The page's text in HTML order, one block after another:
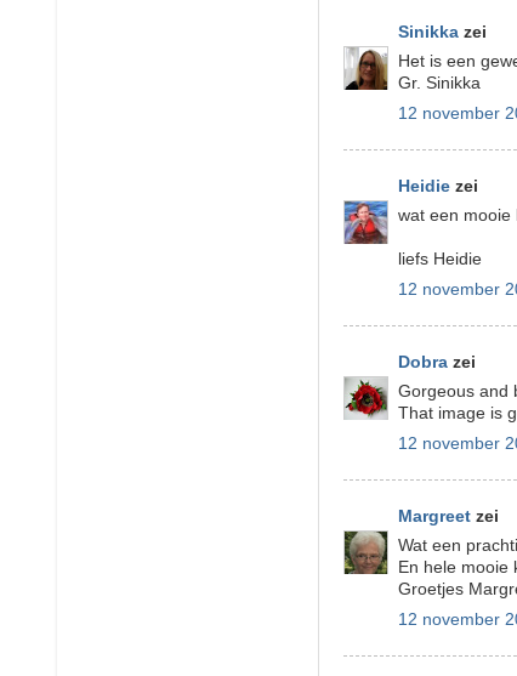
Sinikka zei
Het is een
Gr. Sinikka
12 november
Heidie zei
wat een mooie
liefs Heidie
12 november
Dobra zei
Gorgeous and
That image is
12 november
Margreet zei
Wat een
En hele mooie
Groetjes
12 november